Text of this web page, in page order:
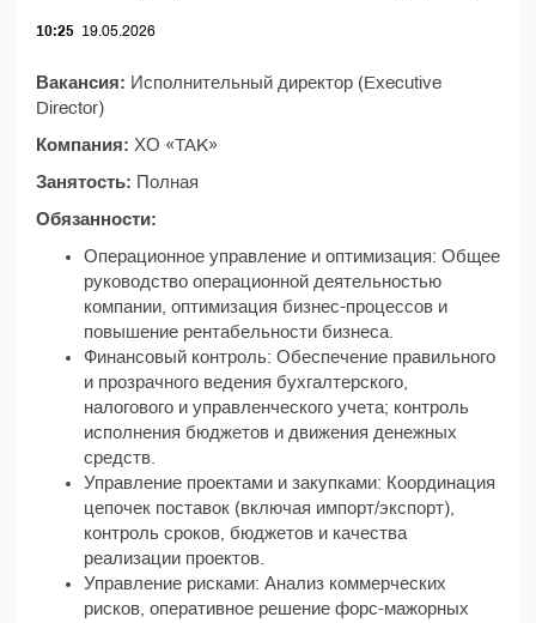
10:25 19.05.2026
Вакансия: Исполнительный директор (Executive
Director)
Компания: ХО «TAK»
Занятость: Полная
Обязанности:
Операционное управление и оптимизация: Общее
руководство операционной деятельностью
компании, оптимизация бизнес-процессов и
повышение рентабельности бизнеса.
Финансовый контроль: Обеспечение правильного
и прозрачного ведения бухгалтерского,
налогового и управленческого учета; контроль
исполнения бюджетов и движения денежных
средств.
Управление проектами и закупками: Координация
цепочек поставок (включая импорт/экспорт),
контроль сроков, бюджетов и качества
реализации проектов.
Управление рисками: Анализ коммерческих
рисков, оперативное решение форс-мажорных